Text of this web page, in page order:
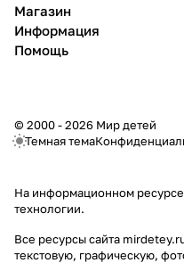
Магазин
Информация
Помощь
© 2000 - 2026 Мир детей
Темная тема
На информационном
технологии.
Все ресурсы сайта
текстовую, графическую,